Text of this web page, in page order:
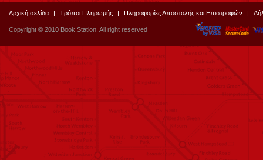
Αρχική σελίδα Τρόποι Πληρωμής Πληροφορίες Αποστολής και Επιστροφών
Copyright © 2010 Book Station. All right reserved